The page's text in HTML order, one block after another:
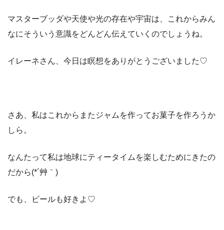
マスターブッダや天使や光の存在や宇宙は、これからみん
なにそういう意識をどんどん伝えていくのでしょうね。
イレーネさん、今日は瞑想をありがとうございました♡
さあ、私はこれからまたジャムを作ってお菓子を作ろうか
しら。
なんたって私は地球にティータイムを楽しむためにきたの
だから(*´艸｀)
でも、ビールも好きよ♡